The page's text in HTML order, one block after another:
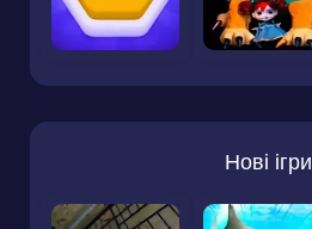
Нові ігри